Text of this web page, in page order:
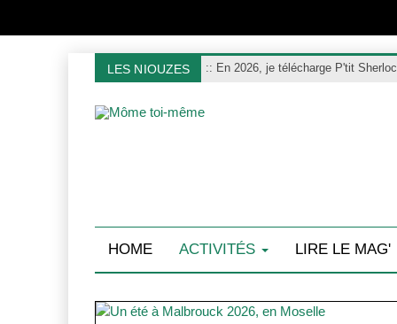
LES NIOUZES :: En 2026, je télécharge P'tit
HOME ACTIVITÉS LIRE LE MAG'